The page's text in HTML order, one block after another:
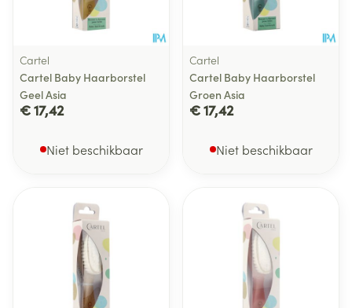
Cartel
Cartel Baby Haarborstel
Geel Asia
€ 17,42
Niet beschikbaar
Cartel
Cartel Baby Haarborstel
Groen Asia
€ 17,42
Niet beschikbaar